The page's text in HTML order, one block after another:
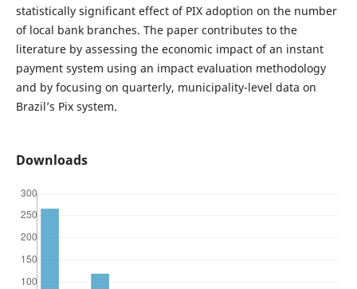
statistically significant effect of PIX adoption on the number
of local bank branches. The paper contributes to the
literature by assessing the economic impact of an instant
payment system using an impact evaluation methodology
and by focusing on quarterly, municipality-level data on
Brazil’s Pix system.
Downloads